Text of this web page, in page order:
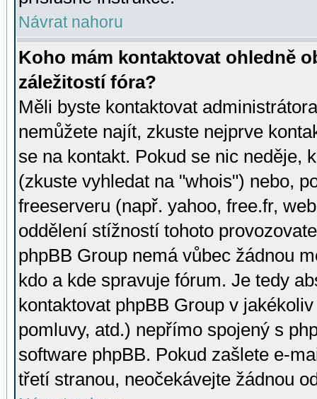
Návrat nahoru
Koho mám kontaktovat ohledně
záležitostí fóra?
Měli byste kontaktovat
nemůžete najít, zkuste nejprve
se na kontakt. Pokud se nic neděje,
(zkuste vyhledat na "whois") nebo,
freeserveru (např. yahoo, free.fr,
oddělení stížností tohoto
phpBB Group nemá vůbec žádnou
kdo a kde spravuje fórum. Je tedy
kontaktovat phpBB Group v
pomluvy, atd.) nepřímo spojený s
software phpBB. Pokud zašlete e-
třetí stranou, neočekávejte žádnou